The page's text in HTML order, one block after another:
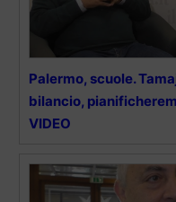
Palermo, scuole.
bilancio,
VIDEO